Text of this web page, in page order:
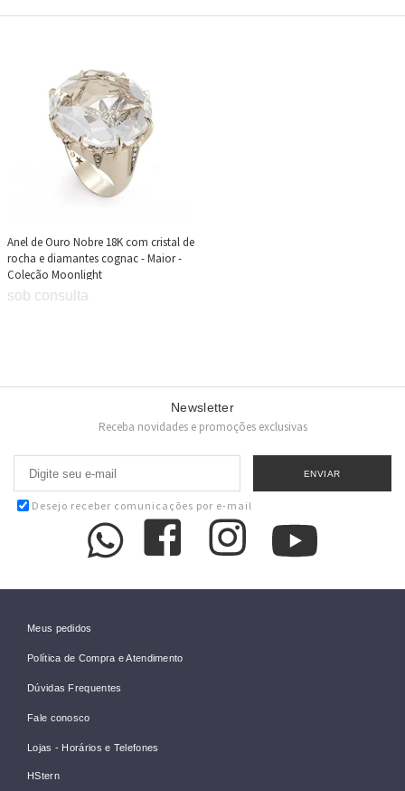
Anel de Ouro Nobre 18K com cristal de
rocha e diamantes cognac - Maior -
Coleção Moonlight
sob consulta
Newsletter
Receba novidades e promoções exclusivas
Desejo receber comunicações por e-mail
Meus pedidos
Política de Compra e Atendimento
Dúvidas Frequentes
Fale conosco
Lojas - Horários e Telefones
HStern